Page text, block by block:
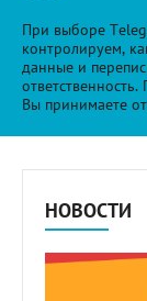
При выборе
контролируем,
данные и
Вы принимаете
НОВОСТИ